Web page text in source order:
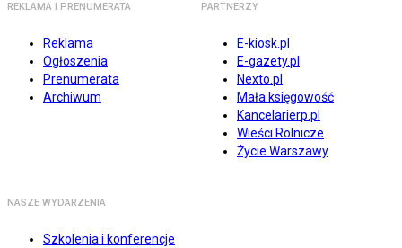
REKLAMA I PRENUMERATA
Reklama
Ogłoszenia
Prenumerata
Archiwum
PARTNERZY
E-kiosk.pl
E-gazety.pl
Nexto.pl
Mała księgowość
Kancelarierp.pl
Wieści Rolnicze
Życie Warszawy
NASZE WYDARZENIA
Szkolenia i konferencje